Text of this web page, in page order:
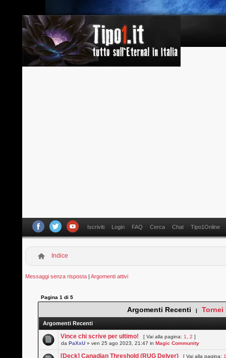
Iscriviti Login FAQ Cerca Chat Tipo1Online
Indice
Messaggi senza risposta |Argomenti attivi
Pagina1 di5
Argomenti Recenti | Tornei
Argomenti Recenti
Vince chi scrive per ultimo! [ Vai alla pagina: 1 ,2 ]
daPaXxU » ven 25 ago 2023, 21:47 inMagic Community
[Deck] Canadian Threshold (RUG Delver) [ Vai alla pagina: